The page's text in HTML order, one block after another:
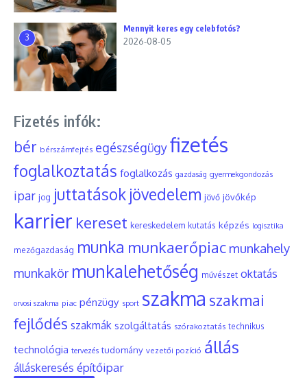
3
Mennyit keres egy celebfotós?
2026-08-05
Fizetés infók:
bér bérszámfejtés egészségügyfizetés
foglalkoztatás foglalkozás gazdaság gyermekgondozás
ipar jog juttatások jövedelem jövő jövőkép
karrier kereset kereskedelem kutatás képzés logisztika
mezőgazdaság munka munkaerőpiac munkahely
munkakör munkalehetőség művészet oktatás
orvosi szakma piac pénzügy sport szakma szakmai
fejlődés szakmák szolgáltatás szórakoztatás technikus
technológia tervezés tudomány vezetői pozíció állás
álláskeresés építőipar